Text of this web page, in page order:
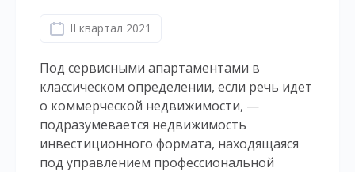
II квартал 2021
Под сервисными апартаментами в
классическом определении, если речь идет
о коммерческой недвижимости, —
подразумевается недвижимость
инвестиционного формата, находящаяся
под управлением профессиональной